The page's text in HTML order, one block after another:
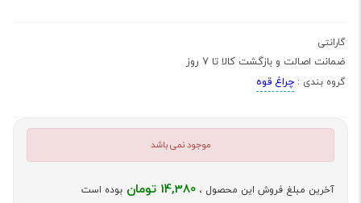
گارانتی
ضمانت اصالت و بازگشت کالا تا 7 روز
گروه بندی : چراغ قوه
موجود نمی باشد
آخرین مبلغ فروش این محصول ، 14,380 تومان بوده است